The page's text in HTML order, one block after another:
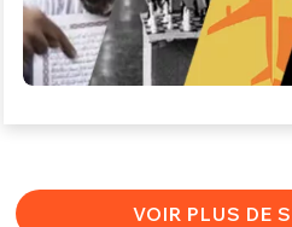
VOIR PLUS DE